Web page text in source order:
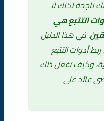
ناجحة لكنك لا
التتبع هي
. في هذا الدليل
أدوات التتبع
وكيف تفعل ذلك
عائد على